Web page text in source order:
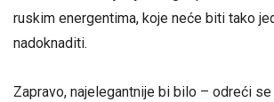
ruskim energentima, koje neće biti tako
nadoknaditi.
Zapravo, najelegantnije bi bilo – odreći